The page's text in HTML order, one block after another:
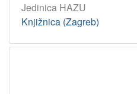
Jedinica HAZU
Knjižnica (Zagreb)